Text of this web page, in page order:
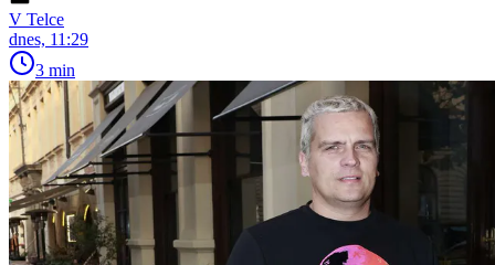
V Telce
dnes, 11:29
3 min